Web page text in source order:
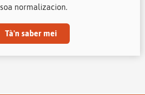
soa normalizacion.
Tà'n saber mei